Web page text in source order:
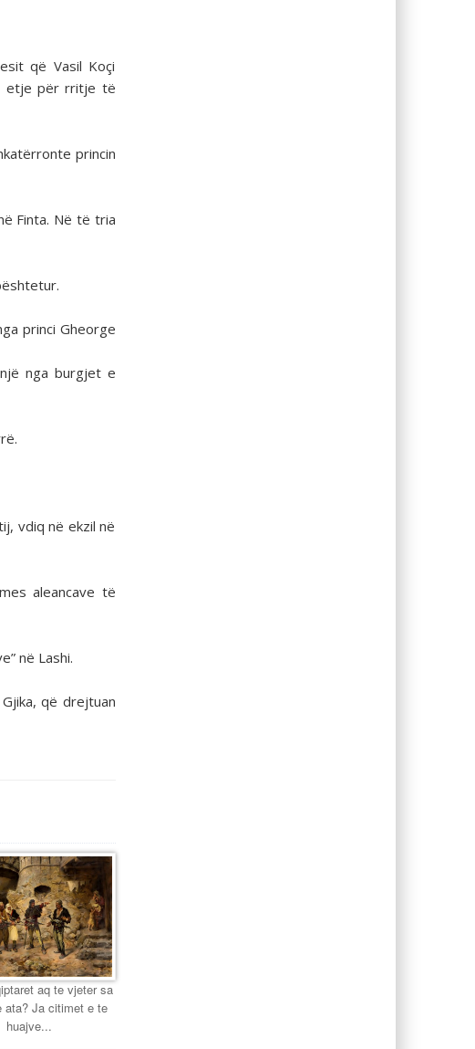
që Vasil Koçi
etje për rritje të
princin
Finta. Në të tria
princi Gheorge
nga burgjet e
vdiq në ekzil në
aleancave të
në Lashi.
që drejtuan
aq te vjeter sa
ata? Ja citimet e te
huajve...